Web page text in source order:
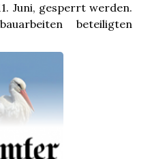
Juni, gesperrt werden.
beteiligten